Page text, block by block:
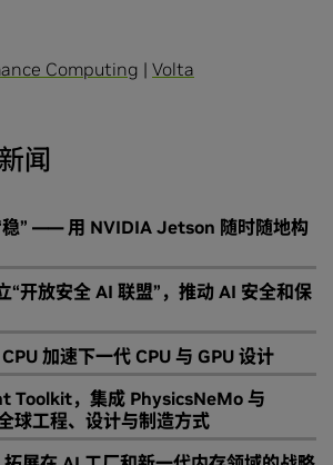
Computing | Volta
闻
稳” —— 用 NVIDIA Jetson 随时随地构
“开放安全 AI 联盟”，推动 AI 安全和保
加速下一代 CPU 与 GPU 设计
Toolkit，集成 PhysicsNeMo 与
球工程、设计与制造方式